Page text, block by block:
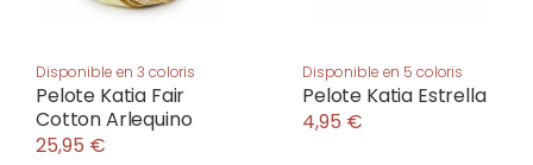
Disponible en 3 coloris
Pelote Katia Fair
Cotton Arlequino
25,95 €
Disponible en 5 coloris
Pelote Katia Estrella
4,95 €